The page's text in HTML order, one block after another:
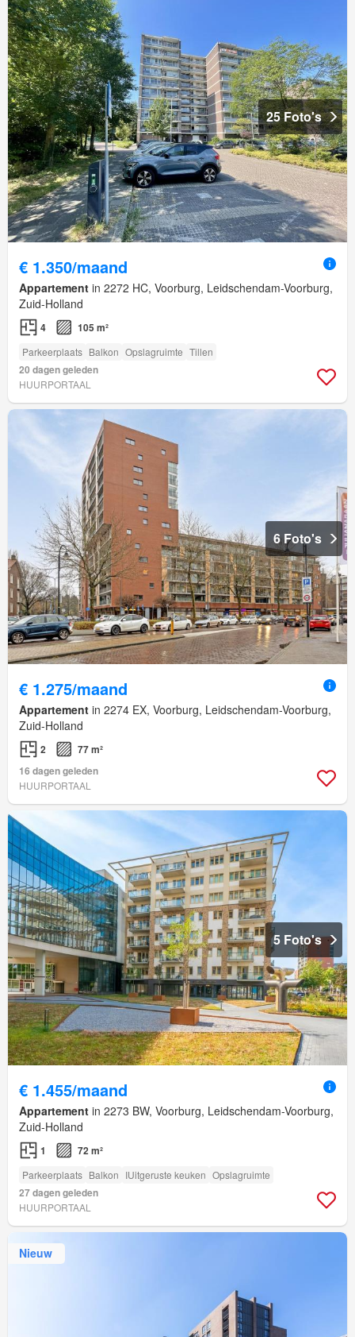
25 Foto's
€ 1.350/maand
Appartement in 2272 HC, Voorburg, Leidschendam-Voorburg,
Zuid-Holland
4 105 m²
Parkeerplaats Balkon Opslagruimte Tillen
20 dagen geleden
HUURPORTAAL
6 Foto's
€ 1.275/maand
Appartement in 2274 EX, Voorburg, Leidschendam-Voorburg,
Zuid-Holland
2
77 m²
16 dagen geleden
HUURPORTAAL
5 Foto's
€ 1.455/maand
Appartement in 2273 BW, Voorburg, Leidschendam-Voorburg,
Zuid-Holland
1 72 m²
Parkeerplaats Balkon IUitgeruste keuken Opslagruimte
27 dagen geleden
HUURPORTAAL
Nieuw